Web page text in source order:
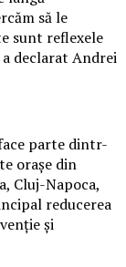
să le
sunt reflexele
declarat Andrei
parte dintr-
orașe din
Cluj-Napoca,
reducerea
și